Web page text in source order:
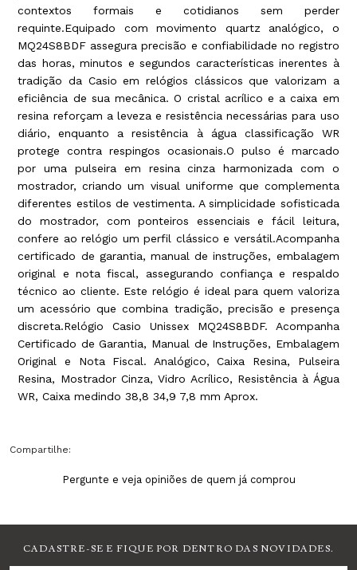
contextos formais e cotidianos sem perder
requinte.Equipado com movimento quartz analógico, o
MQ24S8BDF assegura precisão e confiabilidade no registro
das horas, minutos e segundos características inerentes à
tradição da Casio em relógios clássicos que valorizam a
eficiência de sua mecânica. O cristal acrílico e a caixa em
resina reforçam a leveza e resistência necessárias para uso
diário, enquanto a resistência à água classificação WR
protege contra respingos ocasionais.O pulso é marcado
por uma pulseira em resina cinza harmonizada com o
mostrador, criando um visual uniforme que complementa
diferentes estilos de vestimenta. A simplicidade sofisticada
do mostrador, com ponteiros essenciais e fácil leitura,
confere ao relógio um perfil clássico e versátil.Acompanha
certificado de garantia, manual de instruções, embalagem
original e nota fiscal, assegurando confiança e respaldo
técnico ao cliente. Este relógio é ideal para quem valoriza
um acessório que combina tradição, precisão e presença
discreta.Relógio Casio Unissex MQ24S8BDF. Acompanha
Certificado de Garantia, Manual de Instruções, Embalagem
Original e Nota Fiscal. Analógico, Caixa Resina, Pulseira
Resina, Mostrador Cinza, Vidro Acrílico, Resistência à Água
WR, Caixa medindo 38,8 34,9 7,8 mm Aprox.
Compartilhe:
Pergunte e veja opiniões de quem já comprou
CADASTRE-SE E FIQUE POR DENTRO DAS NOVIDADES.